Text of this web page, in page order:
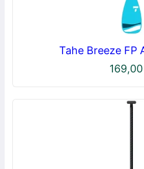
Tahe Breeze FP
169,00